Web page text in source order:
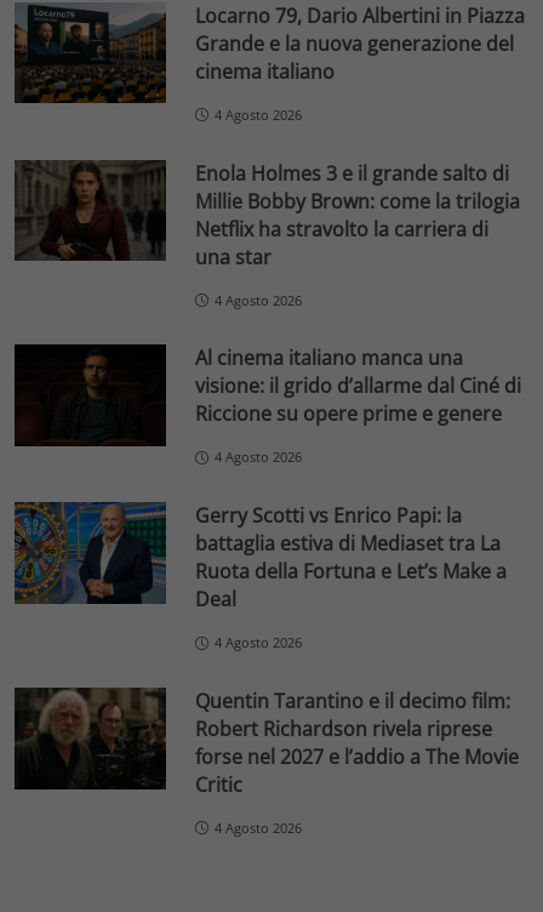
Locarno 79, Dario Albertini in Piazza
Grande e la nuova generazione del
cinema italiano
4 Agosto 2026
Enola Holmes 3 e il grande salto di
Millie Bobby Brown: come la trilogia
Netflix ha stravolto la carriera di
una star
4 Agosto 2026
Al cinema italiano manca una
visione: il grido d’allarme dal Ciné di
Riccione su opere prime e genere
4 Agosto 2026
Gerry Scotti vs Enrico Papi: la
battaglia estiva di Mediaset tra La
Ruota della Fortuna e Let’s Make a
Deal
4 Agosto 2026
Quentin Tarantino e il decimo film:
Robert Richardson rivela riprese
forse nel 2027 e l’addio a The Movie
Critic
4 Agosto 2026